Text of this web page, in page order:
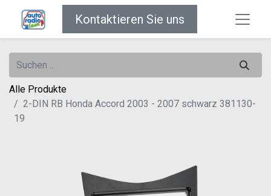
Kontaktieren Sie uns
Alle Produkte
2-DIN RB Honda Accord 2003 - 2007 schwarz 381130-
19